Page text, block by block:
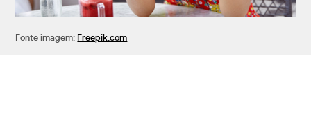
Fonte imagem: Freepik.com